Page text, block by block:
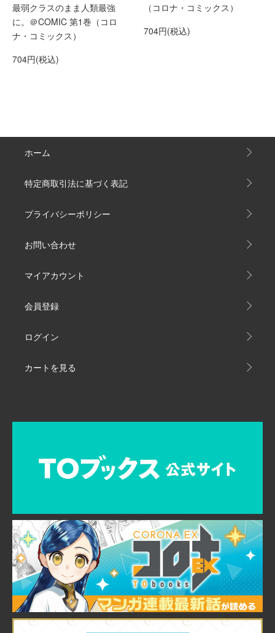
最弱クラスのまま人類最強
に。＠COMIC 第1巻（コロ
ナ・コミックス）
704円(税込)
（コロナ・コミックス）
704円(税込)
ホーム
特定商取引法に基づく表記
プライバシーポリシー
お問い合わせ
マイアカウント
会員登録
ログイン
カートを見る